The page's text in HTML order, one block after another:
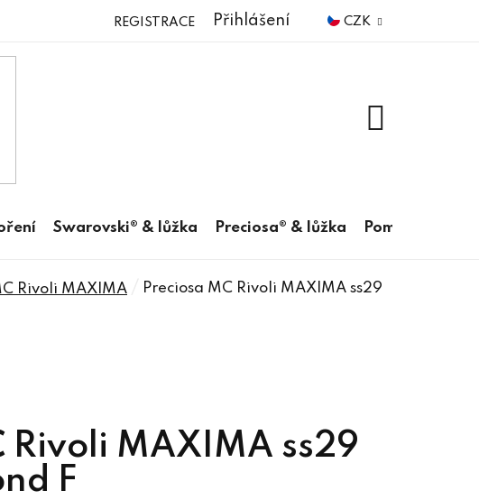
CZK
Přihlášení
REGISTRACE
Swarovski® & lůžka Preciosa® & lůžka Pomůcky
Rivoli MAXIMA
Preciosa MC Rivoli MAXIMA ss29
Rivoli MAXIMA ss29
F